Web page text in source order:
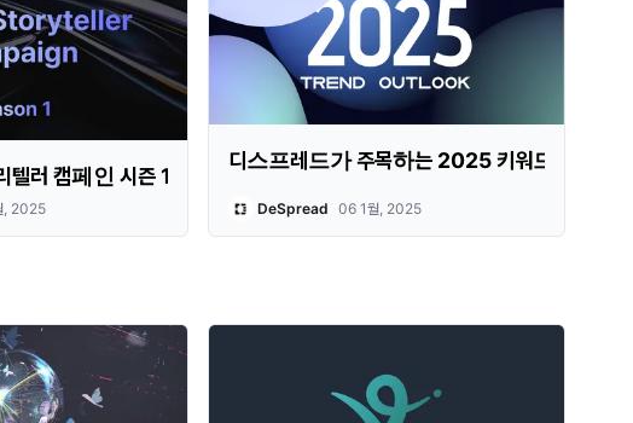
텔러 캠페인 시즌 1
, 2025
디스프레드가 주목하는 2025 키워드
DeSpread 06 1월, 2025